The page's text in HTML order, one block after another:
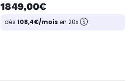
1849,00€
dès 108,4€/moisen 20x